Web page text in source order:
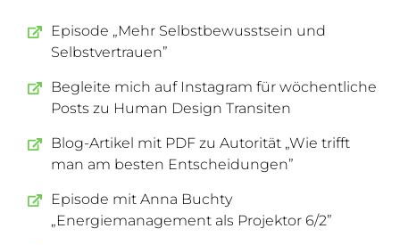
Episode „Mehr Selbstbewusstsein und
Selbstvertrauen”
Begleite mich auf Instagram für wöchentliche
Posts zu Human Design Transiten
Blog-Artikel mit PDF zu Autorität „Wie trifft
man am besten Entscheidungen”
Episode mit Anna Buchty
„Energiemanagement als Projektor 6/2”